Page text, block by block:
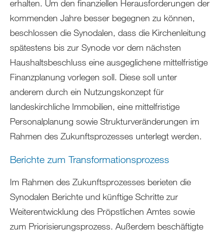
erhalten. Um den finanziellen Herausforderungen der
kommenden Jahre besser begegnen zu können,
beschlossen die Synodalen, dass die Kirchenleitung
spätestens bis zur Synode vor dem nächsten
Haushaltsbeschluss eine ausgeglichene mittelfristige
Finanzplanung vorlegen soll. Diese soll unter
anderem durch ein Nutzungskonzept für
landeskirchliche Immobilien, eine mittelfristige
Personalplanung sowie Strukturveränderungen im
Rahmen des Zukunftsprozesses unterlegt werden.
Berichte zum Transformationsprozess
Im Rahmen des Zukunftsprozesses berieten die
Synodalen Berichte und künftige Schritte zur
Weiterentwicklung des Pröpstlichen Amtes sowie
zum Priorisierungsprozess. Außerdem beschäftigte